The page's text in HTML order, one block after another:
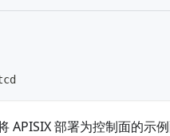
APISIX 部署为控制面的示例